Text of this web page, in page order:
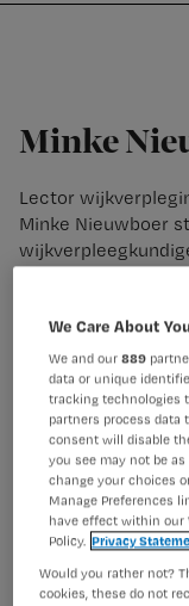
Nursing
Minke
Lector
Minke Nieuwboer
interprofessionele
via
wijkverpleging.
We Care About
We and our889
data or unique
tracking technologies
partners process data
consent will disable
you see may not be
change your choices
Manage Preferences
have effect within our
Policy. Privacy
Would you rather not?
cookies, these do not